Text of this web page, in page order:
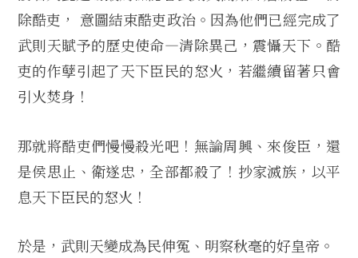
除酷吏， 意圖結束酷吏政治。因為他們已經完成了
武則天賦予的歷史使命—清除異己，震懾天下。酷
吏的作孽引起了天下臣民的怒火，若繼續留著只會
引火焚身！
那就將酷吏們慢慢殺光吧！無論周興、來俊臣，還
是侯思止、衛遂忠，全部都殺了！抄家滅族，以平
息天下臣民的怒火！
於是，武則天變成為民伸冤、明察秋毫的好皇帝。